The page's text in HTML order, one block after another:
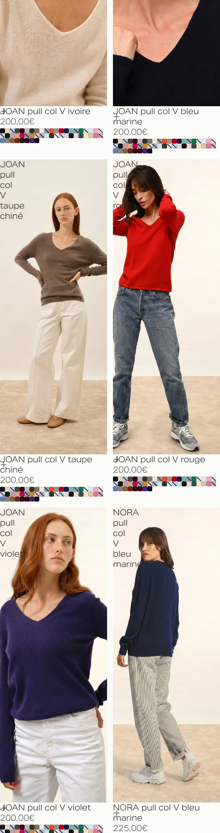
JOAN pull col V ivoire
200,00€
JOAN pull col V bleu
marine
200,00€
JOAN
pull
col
V
taupe
chiné
JOAN pull col V taupe
chiné
200,00€
JOAN
pull
col
V
rouge
JOAN pull col V rouge
200,00€
JOAN
pull
col
V
violet
JOAN pull col V violet
200,00€
NORA
pull
col
V
bleu
marine
NORA pull col V bleu
marine
225,00€